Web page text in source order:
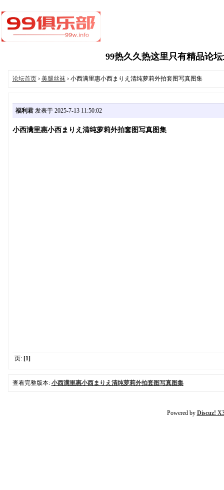
99热久久热这里只有精品论
论坛首页› 美腿丝袜› 小西满里惠小西まりえ清纯萝莉外拍套图写真图集
福利君发表于 2025-7-13 11:50:02
小西满里惠小西まりえ清纯萝莉外拍套图写真图集
页: [1]
查看完整版本: 小西满里惠小西まりえ清纯萝莉外拍套图写真图集
Powered by Discuz!